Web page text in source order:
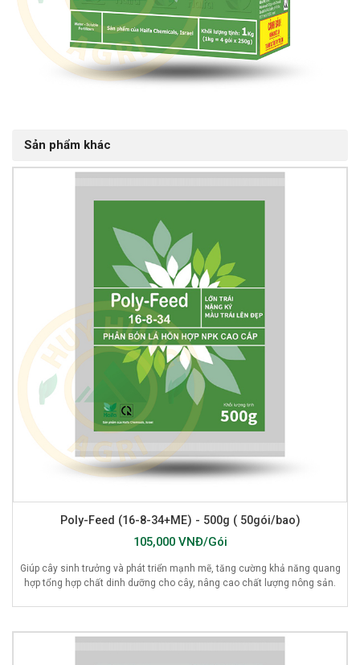
Sản phẩm khác
Poly-Feed (16-8-34+ME) - 500g ( 50gói/bao)
105,000 VNĐ/Gói
Giúp cây sinh trưởng và phát triển mạnh mẽ, tăng cường khả năng quang
hợp tổng hợp chất dinh dưỡng cho cây, nâng cao chất lượng nông sản.